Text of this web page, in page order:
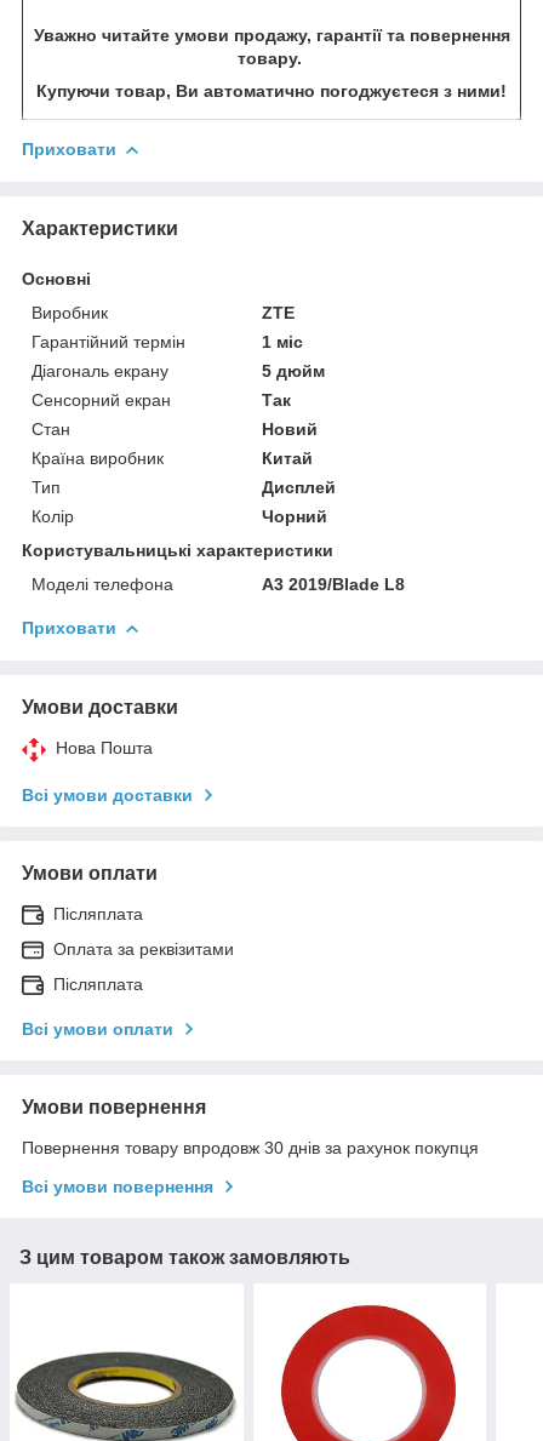
Уважно читайте умови продажу, гарантії та повернення
товару.
Купуючи товар, Ви автоматично погоджуєтеся з ними!
Приховати
Характеристики
Основні
Виробник
ZTE
Гарантійний термін
1 міс
Діагональ екрану
5 дюйм
Сенсорний екран
Так
Стан
Новий
Країна виробник
Китай
Тип
Дисплей
Колір
Чорний
Користувальницькі характеристики
Моделі телефона
A3 2019/Blade L8
Приховати
Умови доставки
Нова Пошта
Всі умови доставки
Умови оплати
Післяплата
Оплата за реквізитами
Післяплата
Всі умови оплати
Умови повернення
Повернення товару впродовж 30 днів за рахунок покупця
Всі умови повернення
З цим товаром також замовляють